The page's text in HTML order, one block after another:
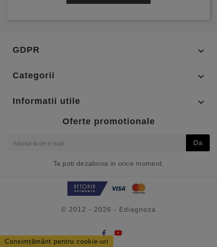
GDPR 
Categorii 
Informatii utile 
Oferte promotionale
Da
Te poti dezabona in orice moment.
© 2012 - 2026 - Ediagnoza
Consimțământ pentru cookie-uri